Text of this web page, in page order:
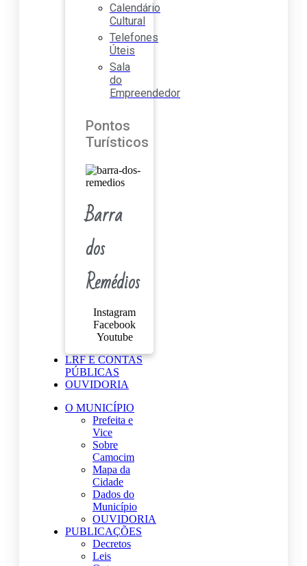
Calendário
Cultural
Telefones
Úteis
Sala
do
Empreendedor
Pontos
Turísticos
Barra
dos
Remédios
Instagram
Facebook
Youtube
LRF E CONTAS
PÚBLICAS
OUVIDORIA
O MUNICÍPIO
Prefeita e
Vice
Sobre
Camocim
Mapa da
Cidade
Dados do
Município
OUVIDORIA
PUBLICAÇÕES
Decretos
Leis